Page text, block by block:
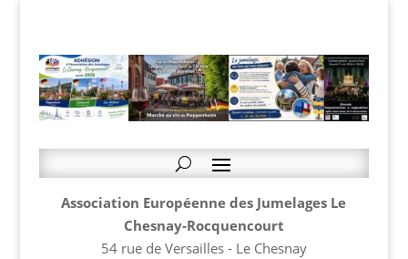
Association Européenne des Jumelages Le
Chesnay-Rocquencourt
54 rue de Versailles - Le Chesnay